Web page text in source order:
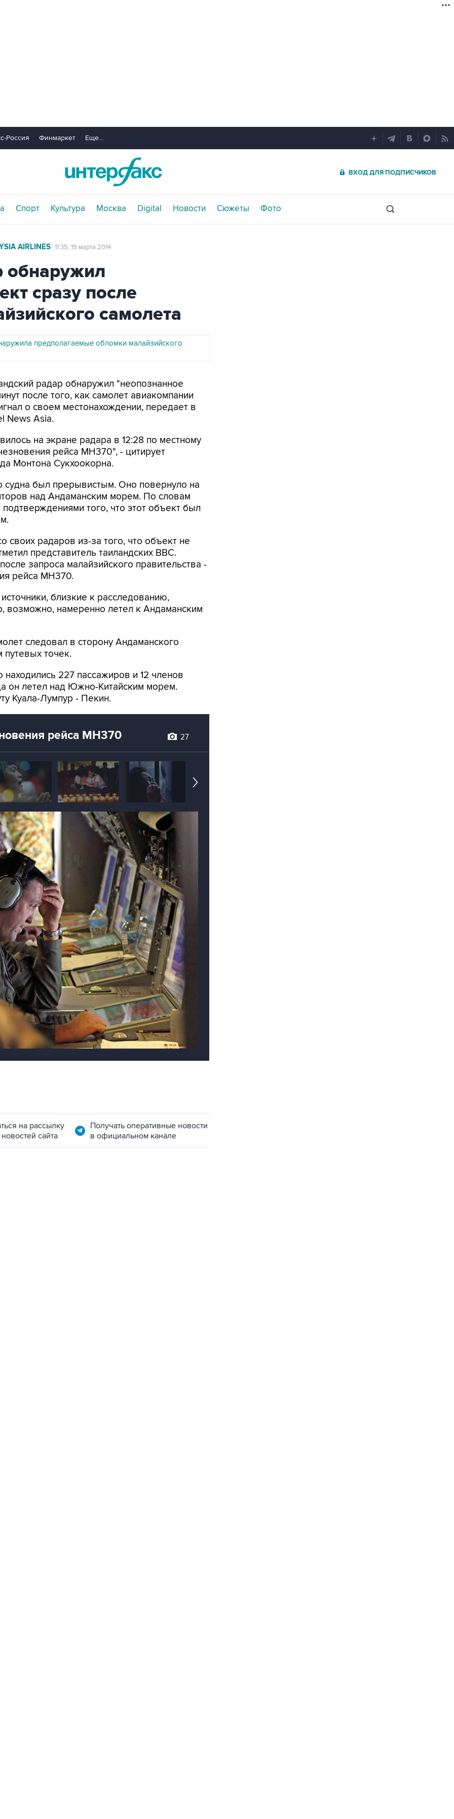
Россия Финмаркет Еще...
ВХОД ДЛЯ ПОДПИСЧИКОВ
Спорт Культура Москва Digital Новости Сюжеты Фото
AIRLINES 11:35, 19 марта 2014
обнаружил
сразу после
самолета
предполагаемые обломки малайзийского
радар обнаружил "неопознанное
после того, как самолет авиакомпании
о своем местонахождении, передает в
News Asia.
на экране радара в 12:28 по местному
рейса MH370", - цитирует
Монтона Сукхоокорна.
судна был прерывистым. Оно повернуло на
над Андаманским морем. По словам
того, что этот объект был
радаров из-за того, что объект не
представитель таиландских ВВС.
запроса малайзийского правительства -
рейса MH370.
близкие к расследованию,
возможно, намеренно летел к Андаманским
следовал в сторону Андаманского
путевых точек.
227 пассажиров и 12 членов
он летел над Южно-Китайским морем.
Куала-Лумпур - Пекин.
рейса MH370 27
на рассылку
сайта
Получать оперативные новости
в официальном канале